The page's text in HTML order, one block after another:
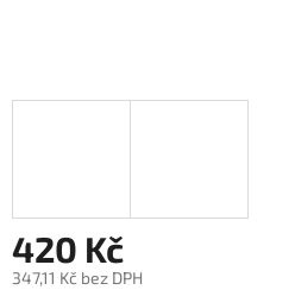
420 Kč
347,11 Kč bez DPH